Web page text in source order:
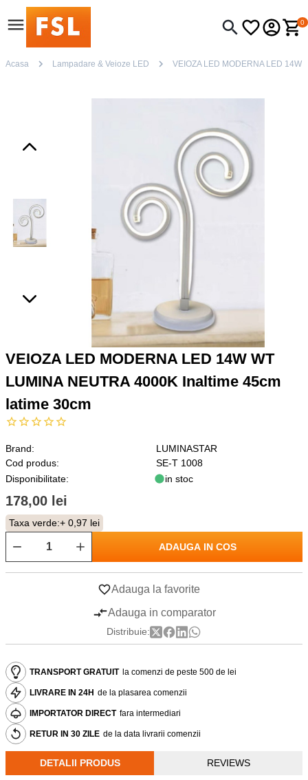
0
Acasa Lampadare & Veioze LED VEIOZA LED MODERNA LED 14W
VEIOZA LED MODERNA LED 14W WT
LUMINA NEUTRA 4000K Inaltime 45cm
latime 30cm
Brand:
LUMINASTAR
Cod produs:
SE-T 1008
Disponibilitate:
in stoc
178,00 lei
Taxa verde:+ 0,97 lei
ADAUGA IN COS
Adauga la favorite
Adauga in comparator
Distribuie:
TRANSPORT GRATUIT la comenzi de peste 500 de lei
LIVRARE IN 24H de la plasarea comenzii
IMPORTATOR DIRECT fara intermediari
RETUR IN 30 ZILE de la data livrarii comenzii
DETALII PRODUS REVIEWS